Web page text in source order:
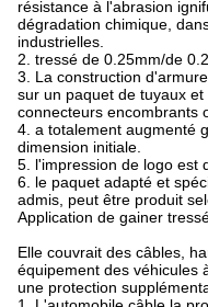
résistance à l'abrasion
dégradation chimique,
industrielles.
2. tressé de 0.25mm/de
3. La construction
sur un paquet de tuyaux
connecteurs encombrants
4. a totalement augmenté
dimension initiale.
5. l'impression de logo est
6. le paquet adapté et
admis, peut être produit
Application de gainer
Elle couvrait des câbles,
équipement des véhicules
une protection